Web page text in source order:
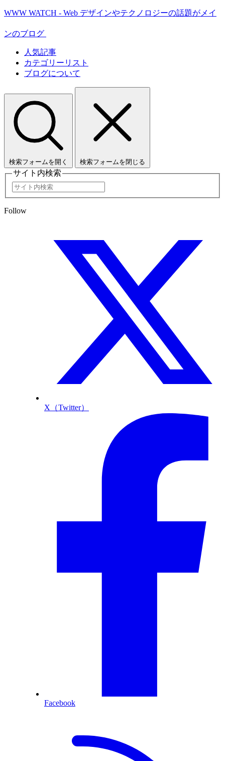
WWW WATCH - Web デザインやテクノロジーの話題がメイ
ンのブログ
人気記事
カテゴリーリスト
ブログについて
検索フォームを開く 検索フォームを閉じる
サイト内検索
Follow
X（Twitter）
Facebook